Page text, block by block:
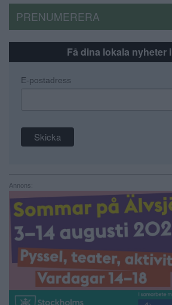
PRENUMERERA
Få dina lokala nyheter
E-postadress
Annons: